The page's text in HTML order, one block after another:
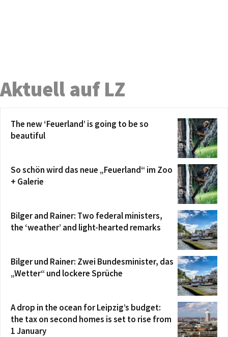
Aktuell auf LZ
The new ‘Feuerland’ is going to be so
beautiful
So schön wird das neue „Feuerland“ im Zoo
+ Galerie
Bilger and Rainer: Two federal ministers,
the ‘weather’ and light-hearted remarks
Bilger und Rainer: Zwei Bundesminister, das
„Wetter“ und lockere Sprüche
A drop in the ocean for Leipzig’s budget:
the tax on second homes is set to rise from
1 January